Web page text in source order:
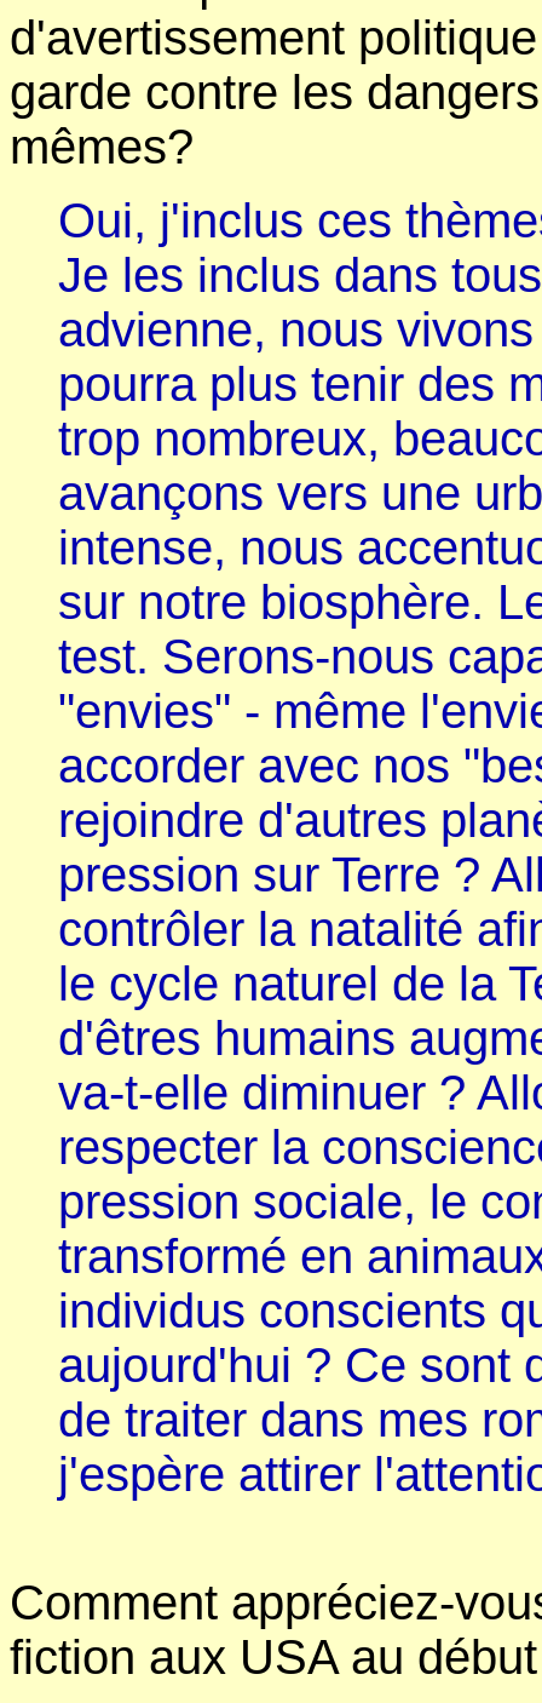
d'avertissement
garde contre les
mêmes?
Oui, j'inclus ces
Je les inclus dans
advienne, nous
pourra plus tenir des
trop nombreux,
avançons vers une
intense, nous
sur notre biosphère.
test. Serons-nous
"envies" - même
accorder avec nos
rejoindre d'autres
pression sur Terre ?
contrôler la natalité
le cycle naturel de la
d'êtres humains
va-t-elle diminuer ?
respecter la
pression sociale, le
transformé en
individus conscients
aujourd'hui ? Ce sont
de traiter dans mes
j'espère attirer
Comment appréciez-
fiction aux USA au